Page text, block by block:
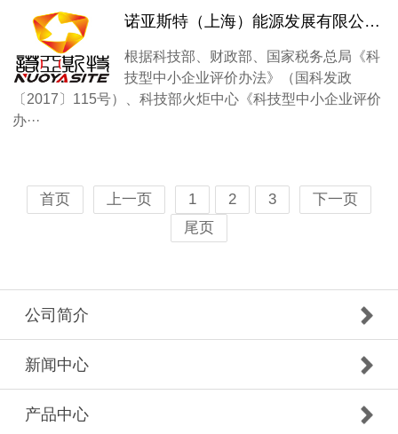
诺亚斯特（上海）能源发展有限公司入库上海市科技型中小企业！
根据科技部、财政部、国家税务总局《科
技型中小企业评价办法》（国科发政
〔2017〕115号）、科技部火炬中心《科技型中小企业评价
办···
首页 上一页 1 2 3
下一页
尾页
公司简介
新闻中心
产品中心